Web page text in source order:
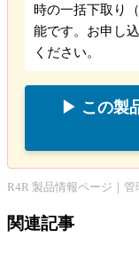
時の一括下取り
能です。お申し
ください。
▶ この製
R4R 製品情報ページ｜管
関連記事